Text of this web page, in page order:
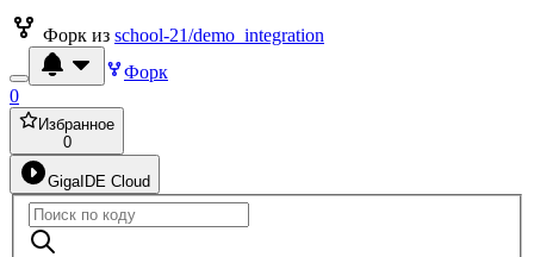
Форк из school-21/demo_integration
Форк
0
Избранное
0
GigaIDE Cloud